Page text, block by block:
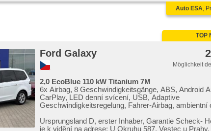
Stabilitätsprogramm (ESP), Scheibenwischersensor,
Nebelscheinwerfer, El. Klappspiegel, Heck LED
Reifendrucksensor, starten per Taste, Vorderlichter
Antriebsschlupfregelung (ASR), Alarmanlage, isofix,
zrcátka, elektronická ruční brzda,
asistent jízdy v jízdním pruhu, asistent stability
Wegfahrsperre, Lichtsensor, Blind Spot Anzeige,
Auto ESA,
TOP
Ford Galaxy
Möglichkeit
2,0 EcoBlue 110 kW Titanium 7M
6x Airbag, 8 Geschwindigkeitsgänge, ABS, Android
CarPlay, LED denní svícení, USB, Adaptive
Geschwindigkeitsregelung, Fahrer-Airbag, ambientní
(TSA), Klimaautomatik, Automatikgetriebe,
odemykání, Bluetooth, Zentralverriegelung mit
Ursprungsland D,​ erster Inhaber,​ Garantie Scheck​-
je k vidění na adrese: U Okruhu 587,​ Vestec u Prahy,​